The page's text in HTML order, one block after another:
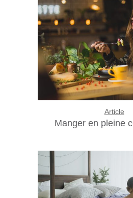
Article
Manger en pleine